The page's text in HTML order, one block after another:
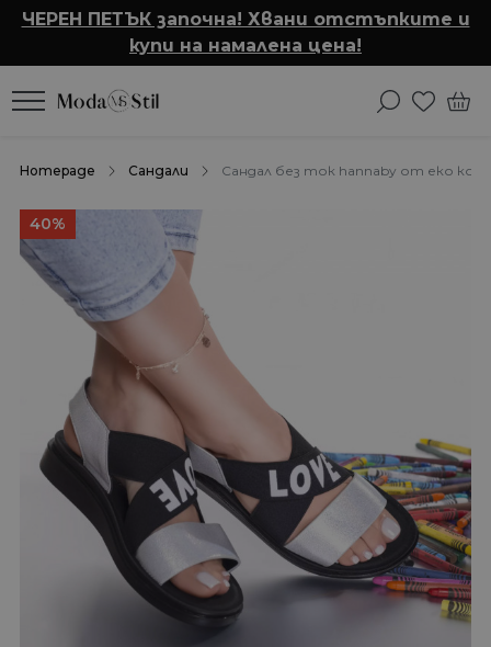
ЧЕРЕН ПЕТЪК започна! Хвани отстъпките и
купи на намалена цена!
Homepage Сандали Сандал без ток hannaby от еко
40%